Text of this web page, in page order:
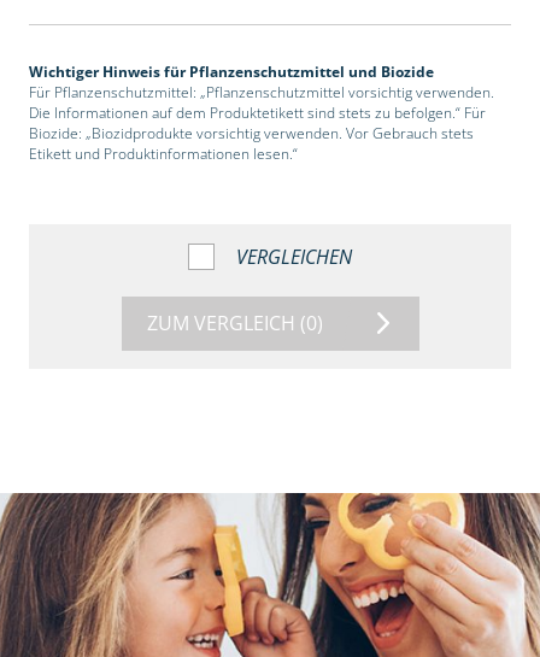
Wichtiger Hinweis für Pflanzenschutzmittel und Biozide
Für Pflanzenschutzmittel: „Pflanzenschutzmittel vorsichtig verwenden.
Die Informationen auf dem Produktetikett sind stets zu befolgen.“ Für
Biozide: „Biozidprodukte vorsichtig verwenden. Vor Gebrauch stets
Etikett und Produktinformationen lesen.“
VERGLEICHEN
ZUM VERGLEICH (0)